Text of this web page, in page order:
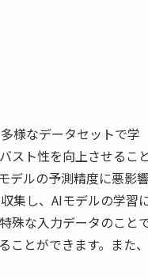
様なデータセットで学
スト性を向上させること
デルの予測精度に悪影
集し、AIモデルの学習
殊な入力データのこと
とができます。また、